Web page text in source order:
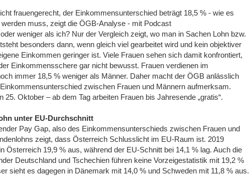
frauengerecht, der Einkommensunterschied beträgt 18,5 % - wie es
muss, zeigt die ÖGB-Analyse - mit Podcast
weniger als ich? Nur der Vergleich zeigt, wo man in Sachen Lohn bzw.
besonders dann, wenn gleich viel gearbeitet wird und kein objektiver
Einkommen geringer ist. Viele Frauen sehen sich damit konfrontiert,
Einkommensschere gar nicht bewusst. Frauen verdienen im
immer 18,5 % weniger als Männer. Daher macht der ÖGB anlässlich
zwischen Frauen und Männern aufmerksam.
25. Oktober – ab dem Tag arbeiten Frauen bis Jahresende „gratis“.
unter EU-Durchschnitt
Pay Gap, also des Einkommensunterschieds zwischen Frauen und
zeigt, dass Österreich Schlusslicht im EU-Raum ist. 2019
Österreich 19,9 % aus, während der EU-Schnitt bei 14,1 % lag. Auch die
Deutschland und Tschechien führen keine Vorzeigestatistik mit 19,2 %
sieht es dagegen in Dänemark mit 14,0 % und Schweden mit 11,8 % aus.